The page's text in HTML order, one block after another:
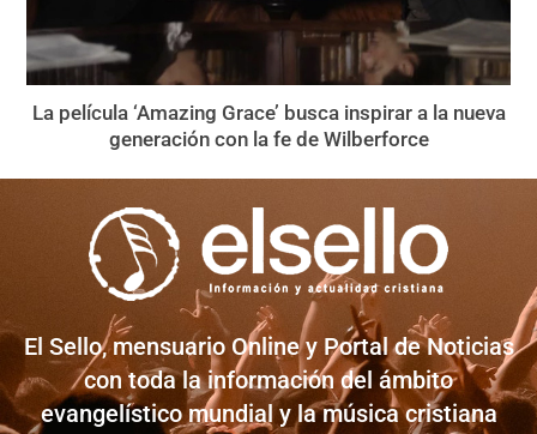
La película ‘Amazing Grace’ busca inspirar a la nueva
generación con la fe de Wilberforce
El Sello, mensuario Online y Portal de Noticias
con toda la información del ámbito
evangelístico mundial y la música cristiana